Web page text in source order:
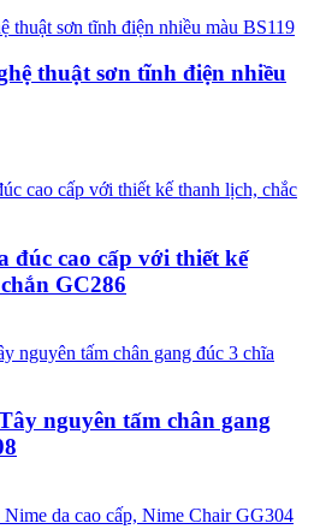
thuật sơn tĩnh điện nhiều
đúc cao cấp với thiết kế
GC286
nguyên tấm chân gang